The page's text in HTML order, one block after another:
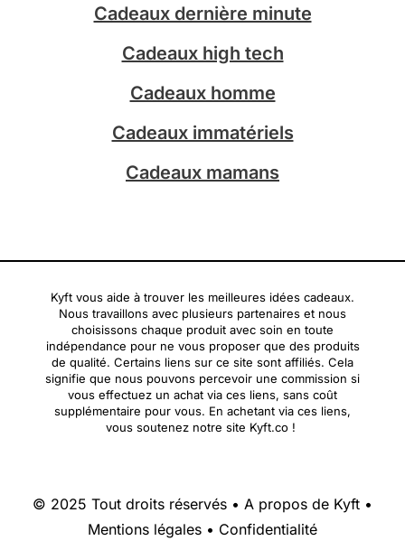
r
a
m
Cadeaux dernière minute
Cadeaux high tech
Cadeaux homme
Cadeaux immatériels
Cadeaux mamans
Kyft vous aide à trouver les meilleures idées cadeaux.
Nous travaillons avec plusieurs partenaires et nous
choisissons chaque produit avec soin en toute
indépendance pour ne vous proposer que des produits
de qualité. Certains liens sur ce site sont affiliés. Cela
signifie que nous pouvons percevoir une commission si
vous effectuez un achat via ces liens, sans coût
supplémentaire pour vous. En achetant via ces liens,
vous soutenez notre site Kyft.co !
© 2025 Tout droits réservés • A propos de Kyft •
Mentions légales • Confidentialité